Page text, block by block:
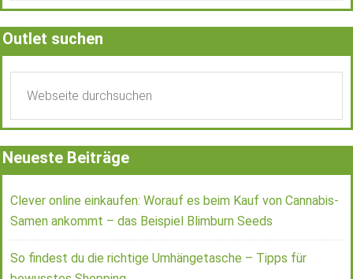
Outlet suchen
Neueste Beiträge
Clever online einkaufen: Worauf es beim Kauf von Cannabis-
Samen ankommt – das Beispiel Blimburn Seeds
So findest du die richtige Umhängetasche – Tipps für